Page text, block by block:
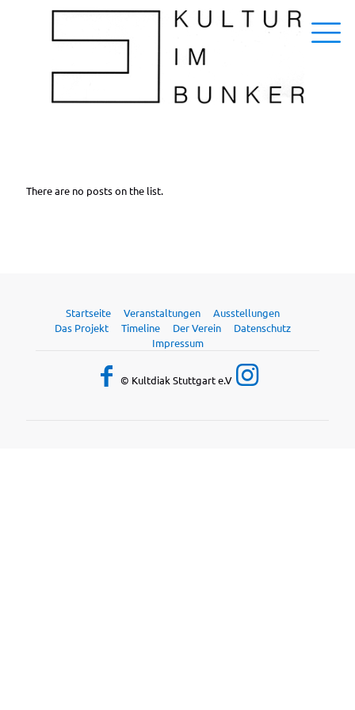
There are no posts on the list.
Startseite Veranstaltungen
Ausstellungen
Das Projekt
Timeline Der Verein
Datenschutz
Impressum
© Kultdiak Stuttgart e.V